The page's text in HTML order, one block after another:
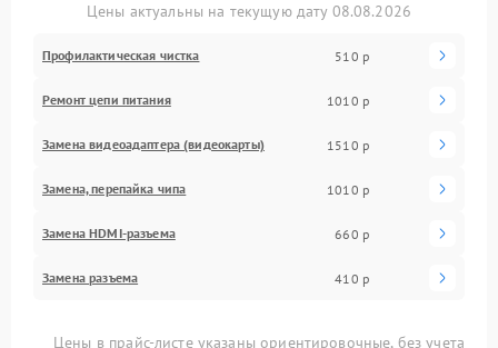
Цены актуальны на текущую дату 08.08.2026
Профилактическая чистка 510 р
Ремонт цепи питания 1010 р
Замена видеоадаптера (видеокарты) 1510 р
Замена, перепайка чипа 1010 р
Замена HDMI-разъема 660 р
Замена разъема 410 р
Цены в прайс-листе указаны ориентировочные, без учета